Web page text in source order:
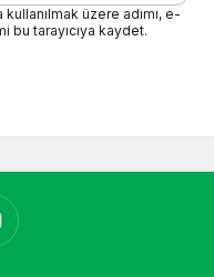
üzere adımı, e-
tarayıcıya kaydet.